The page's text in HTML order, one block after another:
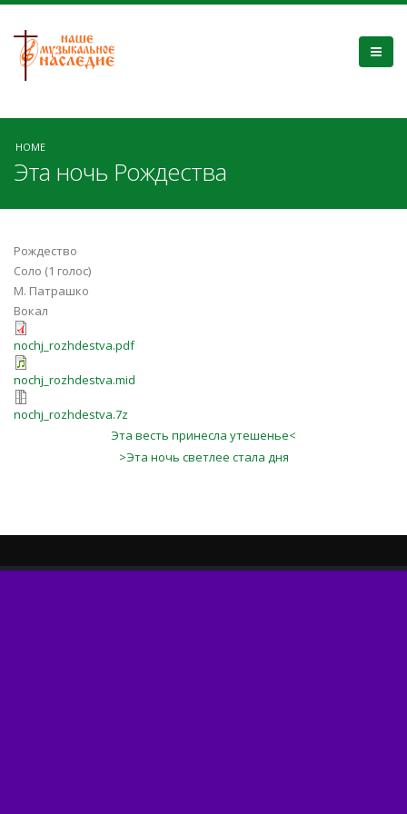
HOME
Эта ночь Рождества
Рождество
Соло (1 голос)
М. Патрашко
Вокал
nochj_rozhdestva.pdf
nochj_rozhdestva.mid
nochj_rozhdestva.7z
Эта весть принесла утешенье<
>Эта ночь светлее стала дня